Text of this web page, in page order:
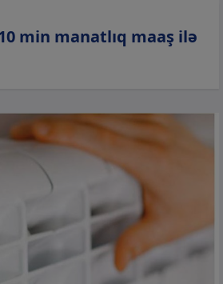
min manatlıq maaş ilə